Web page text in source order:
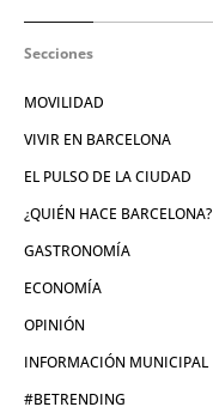
Secciones
MOVILIDAD
VIVIR EN BARCELONA
EL PULSO DE LA CIUDAD
¿QUIÉN HACE BARCELONA?
GASTRONOMÍA
ECONOMÍA
OPINIÓN
INFORMACIÓN MUNICIPAL
#BETRENDING